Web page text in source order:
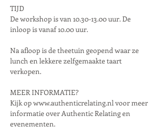
TIJD
De workshop is van 10.30-13.00 uur. De
inloop is vanaf 10.00 uur.
Na afloop is de theetuin geopend waar ze
lunch en lekkere zelfgemaakte taart
verkopen.
MEER INFORMATIE?
Kijk op www.authenticrelating.nl voor meer
informatie over Authentic Relating en
evenementen.